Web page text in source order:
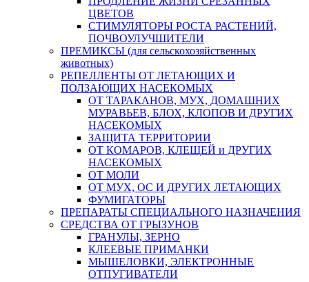
ЦВЕТОВ
СТИМУЛЯТОРЫ РОСТА РАСТЕНИЙ,
ПОЧВОУЛУЧШИТЕЛИ
ПРЕМИКСЫ (для сельскохозяйственных
животных)
РЕПЕЛЛЕНТЫ ОТ ЛЕТАЮЩИХ И
ПОЛЗАЮЩИХ НАСЕКОМЫХ
ОТ ТАРАКАНОВ, МУХ, ДОМАШНИХ
МУРАВЬЕВ, БЛОХ, КЛОПОВ И ДРУГИХ
НАСЕКОМЫХ
ЗАЩИТА ТЕРРИТОРИИ
ОТ КОМАРОВ, КЛЕЩЕЙ и ДРУГИХ
НАСЕКОМЫХ
ОТ МОЛИ
ОТ МУХ, ОС И ДРУГИХ ЛЕТАЮЩИХ
ФУМИГАТОРЫ
ПРЕПАРАТЫ СПЕЦИАЛЬНОГО НАЗНАЧЕНИЯ
СРЕДСТВА ОТ ГРЫЗУНОВ
ГРАНУЛЫ, ЗЕРНО
КЛЕЕВЫЕ ПРИМАНКИ
МЫШЕЛОВКИ, ЭЛЕКТРОННЫЕ
ОТПУГИВАТЕЛИ